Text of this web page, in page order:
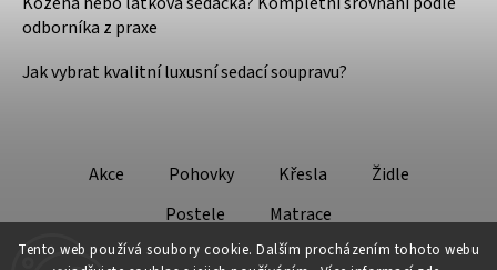
Tento web používá soubory cookie. Dalším procházením tohoto webu
odborníka z praxe
Jak vybrat kvalitní luxusní sedací soupravu?
Akce Pohovky Křesla
Židle
Postele
Matrace